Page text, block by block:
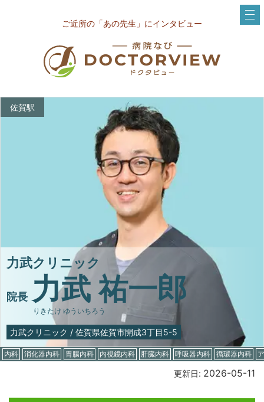
ご近所の「あの先生」にインタビュー
佐賀駅
力武クリニック
院長 力武 祐一郎
りきたけ ゆういちろう
力武クリニック / 佐賀県佐賀市開成3丁目5-5
内科 消化器内科 胃腸内科 内視鏡内科 肝臓内科 呼吸器内科 循環器内科
更新日: 2026-05-11